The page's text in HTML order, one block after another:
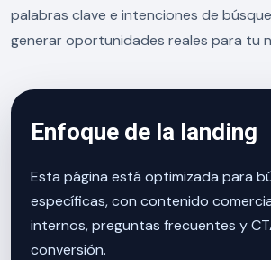
palabras clave e intenciones de
generar oportunidades reales para tu
Enfoque de la landing
Esta página está optimizada para
específicas, con contenido
internos, preguntas frecuentes y
conversión.